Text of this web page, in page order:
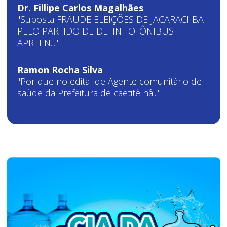
Dr. Fillipe Carlos Magalhães
"Suposta FRAUDE ELEIÇÕES DE JACARACI-BA
PELO PARTIDO DE DETINHO. ÔNIBUS
APREEN..."
Ramon Rocha Silva
"Por que no edital de Agente comunitàrio de
saùde da Prefeitura de caetitè nâ..."